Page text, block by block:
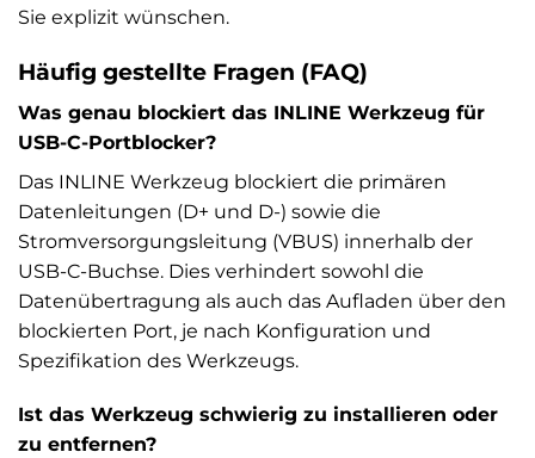
Sie explizit wünschen.
Häufig gestellte Fragen (FAQ)
Was genau blockiert das INLINE Werkzeug für
USB-C-Portblocker?
Das INLINE Werkzeug blockiert die primären
Datenleitungen (D+ und D-) sowie die
Stromversorgungsleitung (VBUS) innerhalb der
USB-C-Buchse. Dies verhindert sowohl die
Datenübertragung als auch das Aufladen über den
blockierten Port, je nach Konfiguration und
Spezifikation des Werkzeugs.
Ist das Werkzeug schwierig zu installieren oder
zu entfernen?